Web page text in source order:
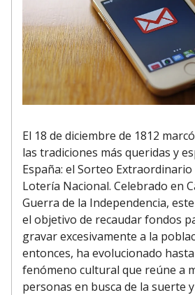
El 18 de diciembre de 1812
las tradiciones más queridas y
España: el Sorteo Extraordinario
Lotería Nacional. Celebrado en
Guerra de la Independencia,
el objetivo de recaudar fondos
gravar excesivamente a la
entonces, ha evolucionado
fenómeno cultural que reúne a
personas en busca de la suerte